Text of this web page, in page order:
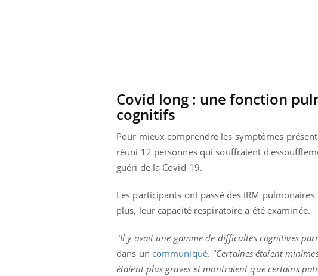
Covid long : une fonction
cognitifs
Pour mieux comprendre les symptômes
réuni 12 personnes qui souffraient
guéri de la Covid-19.
Les participants ont passé des IRM
plus, leur capacité respiratoire a été examinée.
"Il y avait une gamme de difficultés cognitives
dans un communiqué. "Certaines étaient
étaient plus graves et montraient que certains
COUP DE FOOD sur le diabèteYoutube
Coup de food sur le diabète, c'est votre
nouveau rendez-vous culinaire qui
bouscule les idées reçues ! Dans cet
épisode, une ...
Youtube
Quand
être global
qualité de vie
Docteur
directeur ...